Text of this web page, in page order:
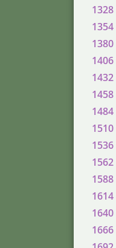
1328
1354
1380
1406
1432
1458
1484
1510
1536
1562
1588
1614
1640
1666